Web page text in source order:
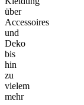
über
Accessoires
und
Deko
bis
hin
zu
vielem
mehr